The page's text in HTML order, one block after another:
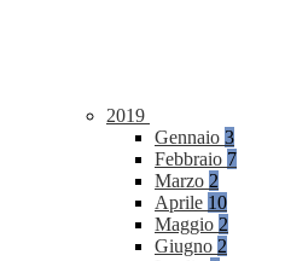
2019
Gennaio 3
Febbraio 7
Marzo 2
Aprile 10
Maggio 2
Giugno 2